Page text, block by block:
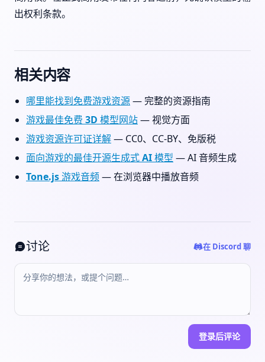
出权利条款。
相关内容
哪里能找到免费游戏资源— 完整的资源指南
游戏最佳免费 3D 模型网站— 视觉方面
游戏资源许可证详解— CC0、CC-BY、免版税
面向游戏的最佳开源生成式 AI 模型 — AI 音频生成
Tone.js 游戏音频— 在浏览器中播放音频
讨论 在 Discord 聊
登录后评论